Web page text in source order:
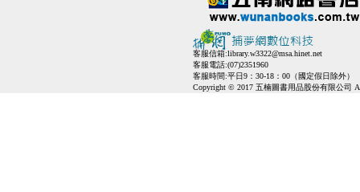
客服信箱:library.w3322@msa.hinet.net
客服電話:(07)2351960
客服時間:平日9：30-18：00（國定假日除外）
Copyright © 2017 五楠圖書用品股份有限公司